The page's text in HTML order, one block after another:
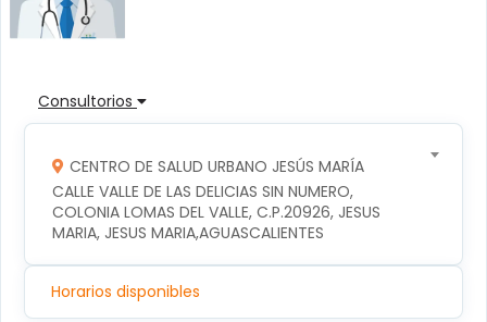
Consultorios
CENTRO DE SALUD URBANO JESÚS MARÍA
CALLE VALLE DE LAS DELICIAS SIN NUMERO,
COLONIA LOMAS DEL VALLE, C.P.20926, JESUS
MARIA, JESUS MARIA,AGUASCALIENTES
Horarios disponibles